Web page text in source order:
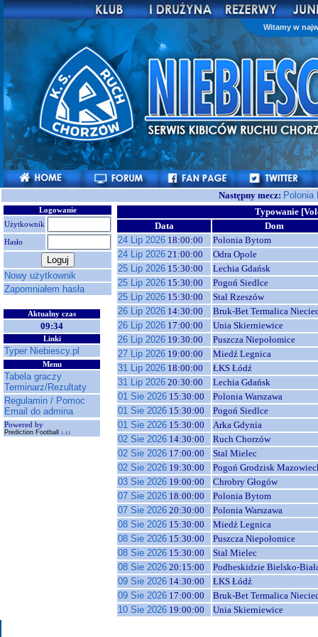
Witamy w
Następny mecz:
Logowanie
Użytkownik
Hasło
Nowy użytkownik
Zapomniałem hasła
Aktualny czas
09:34
Linki
Typer Niebiescy.pl
Menu
Tabela graczy
Terminarz/Rezultaty
Regulamin / Pomoc
Email do admina
Powered by
Prediction Football 1.11
Typowanie
Data
Dom
24 Lip 2026 18:00:00
Polonia Bytom
24 Lip 2026 21:00:00
Odra Opole
25 Lip 2026 15:30:00
Lechia Gdańsk
25 Lip 2026 15:30:00
Pogoń Siedlce
25 Lip 2026 15:30:00
Stal Rzeszów
26 Lip 2026 14:30:00
Bruk-Bet Termalica
26 Lip 2026 17:00:00
Unia Skierniewice
26 Lip 2026 19:30:00
Puszcza Niepołomice
27 Lip 2026 19:00:00
Miedź Legnica
31 Lip 2026 18:00:00
ŁKS Łódź
31 Lip 2026 20:30:00
Lechia Gdańsk
01 Sie 2026 15:30:00
Polonia Warszawa
01 Sie 2026 15:30:00
Pogoń Siedlce
01 Sie 2026 15:30:00
Arka Gdynia
02 Sie 2026 14:30:00
Ruch Chorzów
02 Sie 2026 17:00:00
Stal Mielec
02 Sie 2026 19:30:00
Pogoń Grodzisk
03 Sie 2026 19:00:00
Chrobry Głogów
07 Sie 2026 18:00:00
Polonia Bytom
07 Sie 2026 20:30:00
Polonia Warszawa
08 Sie 2026 15:30:00
Miedź Legnica
08 Sie 2026 15:30:00
Puszcza Niepołomice
08 Sie 2026 15:30:00
Stal Mielec
08 Sie 2026 20:15:00
Podbeskidzie Bielsko-
09 Sie 2026 14:30:00
ŁKS Łódź
09 Sie 2026 17:00:00
Bruk-Bet Termalica
10 Sie 2026 19:00:00 Unia Skierniewice